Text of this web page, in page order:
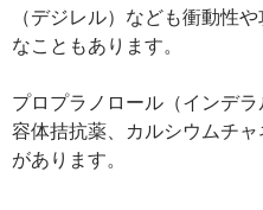
（デジレル）なども衝動性
なこともあります。
プロプラノロール（インデ
容体拮抗薬、カルシウムチ
があります。